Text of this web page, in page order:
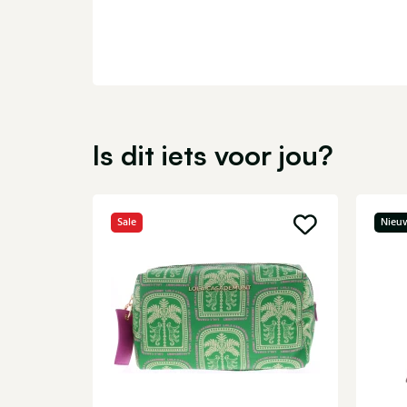
Is dit iets voor jou?
Sale